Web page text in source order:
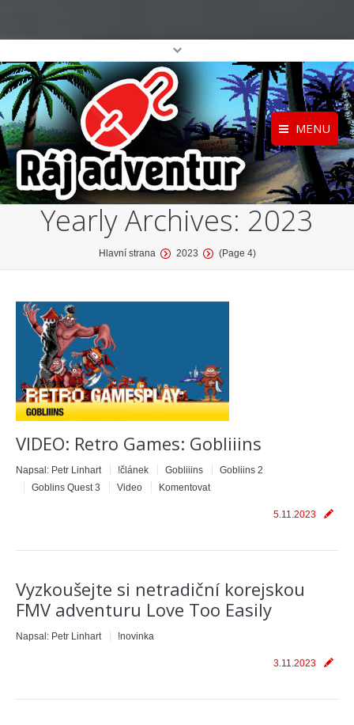
MENU
Registrace
Přihlášení
Home
O projektu
Katalog her
Yearly Archives: 2023
Hlavní strana 2023 (Page 4)
VIDEO: Retro Games: Gobliiins
Napsal: Petr Linhart !článek Gobliiins
Gobliins 2
Goblins Quest 3
Video Komentovat
5.11.2023
Vyzkoušejte si netradiční korejskou
FMV adventuru Love Too Easily
Napsal: Petr Linhart !novinka
3.11.2023